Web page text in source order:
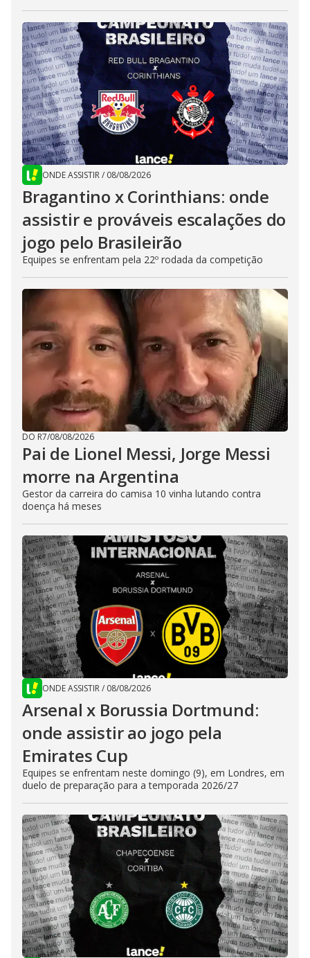
ONDE ASSISTIR/ 08/08/2026
Bragantino x Corinthians: onde
assistir e prováveis escalações do
jogo pelo Brasileirão
Equipes se enfrentam pela 22º rodada da competição
DO R7/08/08/2026
Pai de Lionel Messi, Jorge Messi
morre na Argentina
Gestor da carreira do camisa 10 vinha lutando contra
doença há meses
ONDE ASSISTIR/ 08/08/2026
Arsenal x Borussia Dortmund:
onde assistir ao jogo pela
Emirates Cup
Equipes se enfrentam neste domingo (9), em Londres, em
duelo de preparação para a temporada 2026/27